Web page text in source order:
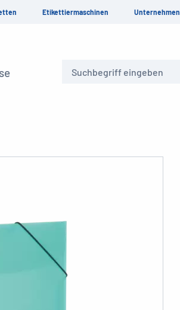
Etikettiermaschinen Unternehmen